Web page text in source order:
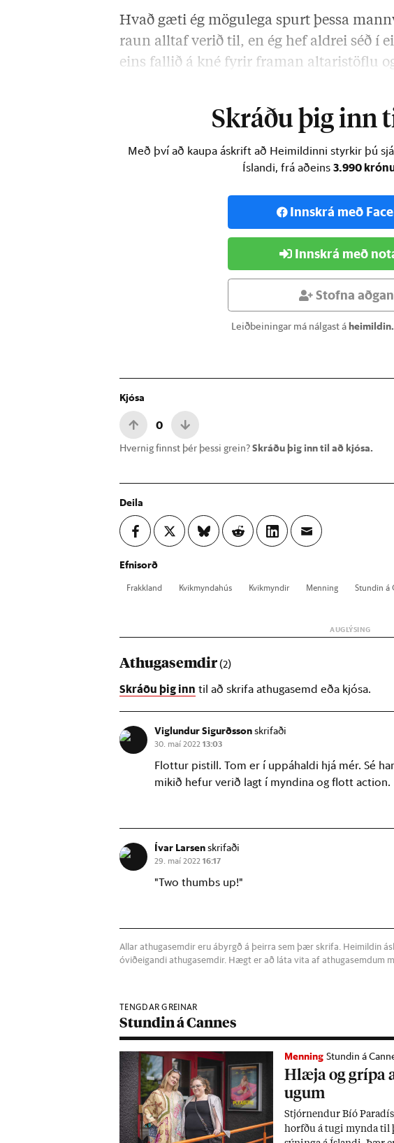
Hvað gæti ég mögulega spurt þessa
raun alltaf verið til, en ég hef aldrei séð í
eins fallið á kné fyrir framan altaristöflu
Skráðu þig inn
Með því að kaupa áskrift að Heimildinni styrkir þú
Íslandi, frá aðeins3.990
Innskrá með
Innskrá með
Stofna
Leiðbeiningar má nálgast á
Kjósa
0
Hvernig finnst þér þessi grein?Skráðu þig inn til að kjósa.
Deila
Efnisorð
Frakk­land Kvik­mynda­hús Kvik­mynd­ir Menn­ing Stund­in á
Athugasemdir(2)
Skráðu þig inn til að skrifa athugasemd eða kjósa.
Viglundur Sigurðssonskrifaði
30. maí 202213:03
Flottur pistill. Tom er í uppáhaldi hjá mér. Sé
mikið hefur verið lagt í myndina og flott action.
Ívar Larsenskrifaði
29. maí 202216:17
"Two thumbs up!"
Allar athugasemdir eru ábyrgð á þeirra sem þær skrifa. Heimildin
óviðeigandi athugasemdir. Hægt er að láta vita af athugasemdum
TENGDAR GREINAR
Stundin á Cannes
Menning Stundin á
Hlæja og grípa
ug­um
Stjórn­end­ur Bíó
horfðu á tugi mynda til